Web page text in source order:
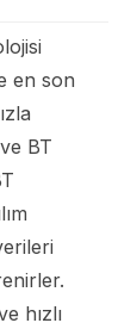
en son
BT
hızlı